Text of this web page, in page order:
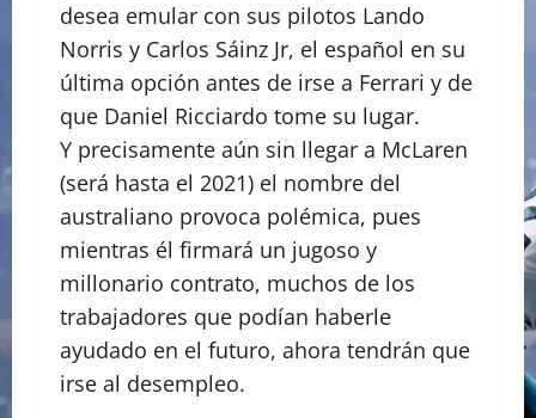
desea emular con sus pilotos Lando
Norris y Carlos Sáinz Jr, el español en su
última opción antes de irse a Ferrari y de
que Daniel Ricciardo tome su lugar.
Y precisamente aún sin llegar a McLaren
(será hasta el 2021) el nombre del
australiano provoca polémica, pues
mientras él firmará un jugoso y
millonario contrato, muchos de los
trabajadores que podían haberle
ayudado en el futuro, ahora tendrán que
irse al desempleo.